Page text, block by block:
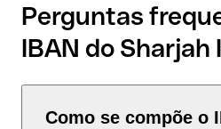
Perguntas
IBAN do Sharjah
Como se compõe o